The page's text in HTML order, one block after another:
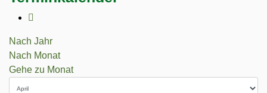
Nach Jahr
Nach Monat
Gehe zu Monat